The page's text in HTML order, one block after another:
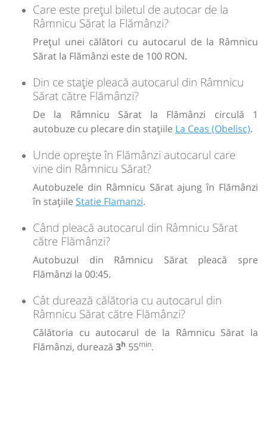
100lei
Sursa: Amopop SRL | Ultima actualizare: 08/2026
Care este prețul biletul de autocar de la
Râmnicu Sărat la Flămânzi?
Prețul unei călători cu autocarul de la Râmnicu
Sărat la Flămânzi este de 100 RON.
Din ce stație pleacă autocarul din Râmnicu
Sărat către Flămânzi?
De la Râmnicu Sărat la Flămânzi circulă 1
autobuze cu plecare din stațiile La Ceas (Obelisc).
Unde oprește în Flămânzi autocarul care
vine din Râmnicu Sărat?
Autobuzele din Râmnicu Sărat ajung în Flămânzi
în stațiile Statie Flamanzi.
Când pleacă autocarul din Râmnicu Sărat
către Flămânzi?
Autobuzul din Râmnicu Sărat pleacă spre
Flămânzi la 00:45.
Cât durează călătoria cu autocarul din
Râmnicu Sărat către Flămânzi?
Călătoria cu autocarul de la Râmnicu Sărat la
Flămânzi, durează 3h 55min.